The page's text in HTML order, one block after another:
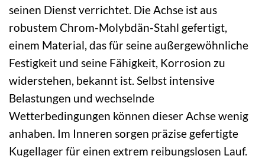
seinen Dienst verrichtet. Die Achse ist aus
robustem Chrom-Molybdän-Stahl gefertigt,
einem Material, das für seine außergewöhnliche
Festigkeit und seine Fähigkeit, Korrosion zu
widerstehen, bekannt ist. Selbst intensive
Belastungen und wechselnde
Wetterbedingungen können dieser Achse wenig
anhaben. Im Inneren sorgen präzise gefertigte
Kugellager für einen extrem reibungslosen Lauf.